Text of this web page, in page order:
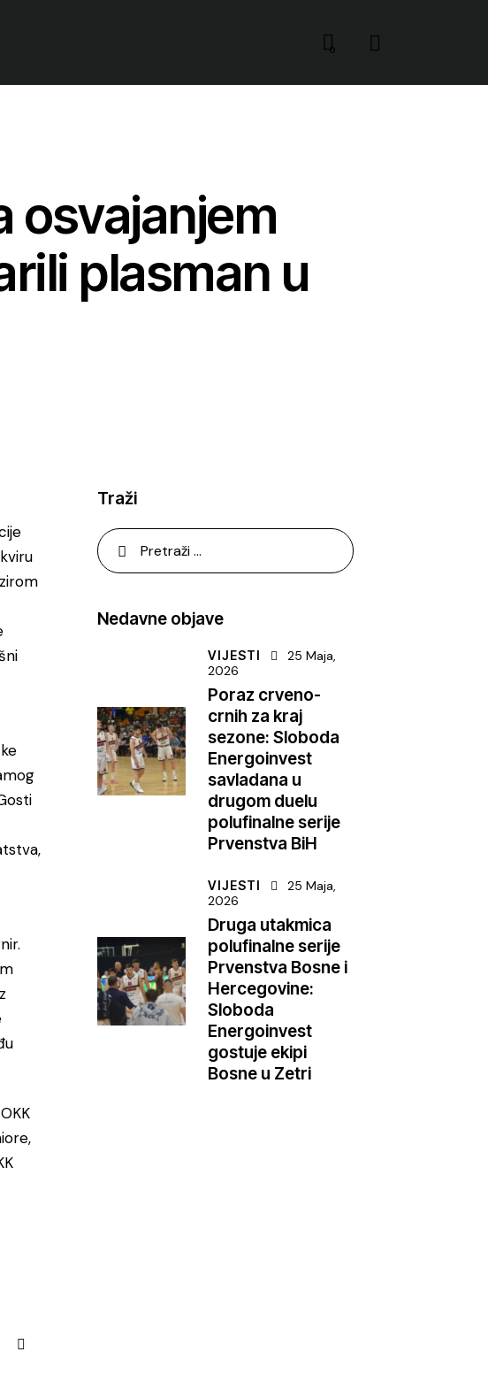
0
osvajanjem
plasman u
Traži
Nedavne objave
VIJESTI
25 Maja,
2026
Poraz crveno-
crnih za kraj
sezone: Sloboda
Energoinvest
savladana u
drugom duelu
polufinalne serije
Prvenstva BiH
VIJESTI
25 Maja,
2026
Druga utakmica
polufinalne serije
Prvenstva Bosne i
Hercegovine:
Sloboda
Energoinvest
gostuje ekipi
Bosne u Zetri